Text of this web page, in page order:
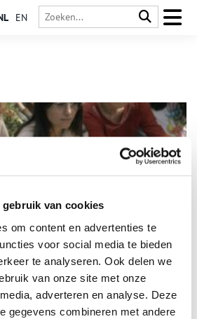
gebruik van cookies
om content en advertenties te
voor social media te bieden
te analyseren. Ook delen we
van onze site met onze
adverteren en analyse. Deze
gegevens combineren met andere
EN
trokken duizenden hippies
verleiden door de mystieke
ander door goedkope hasj uit
waren ze op zoek naar avontuur en
consumptiemaatschappij. Zo
Amsterdam via Istanboel naar
route die nog steeds tot de